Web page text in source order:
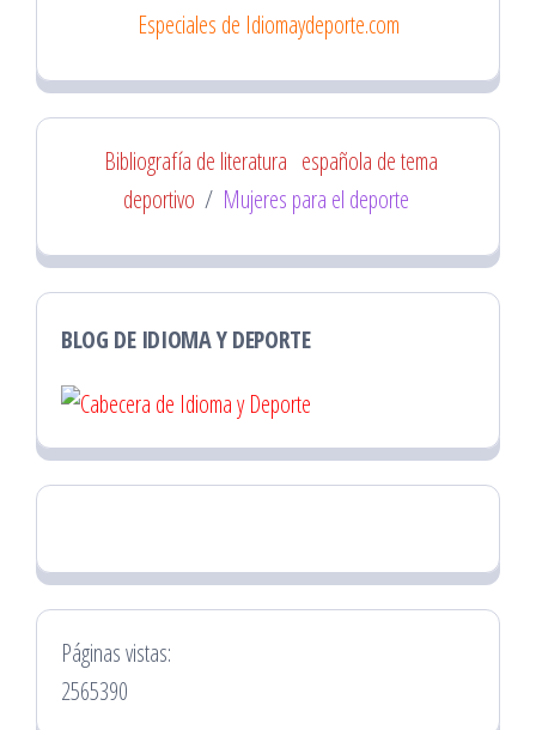
Especiales de Idiomaydeporte.com
Bibliografía de literatura española de tema
deportivo / Mujeres para el deporte
BLOG DE IDIOMA Y DEPORTE
Páginas vistas:
2565390